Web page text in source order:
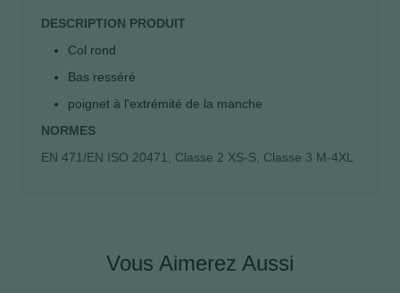
DESCRIPTION PRODUIT
Col rond
Bas resséré
poignet à l'extrémité de la manche
NORMES
EN 471/EN ISO 20471, Classe 2 XS-S, Classe 3 M-4XL
Vous Aimerez Aussi